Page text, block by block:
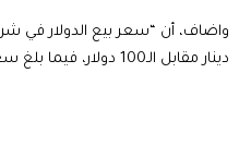
دينار مقابل الـ100 دولار، فيما بلغ سعر الشراء 154500 دينار”.